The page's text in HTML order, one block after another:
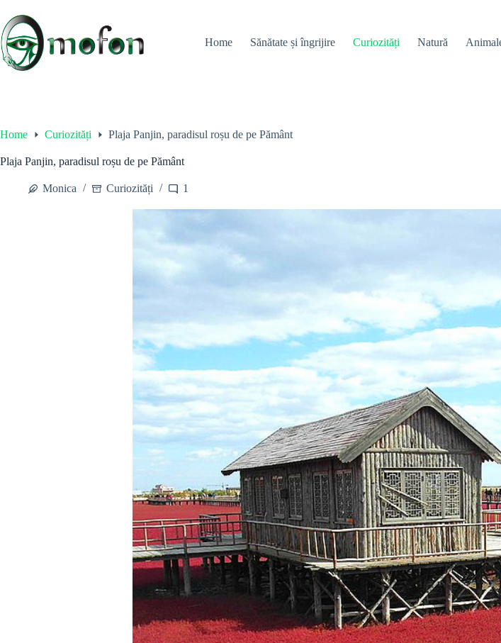
content
Home
Sănătate și îngrijire Curiozități Natură
Home Curiozități Plaja Panjin, paradisul roșu de pe Pământ
Plaja Panjin, paradisul roșu de pe Pământ
Monica Curiozități 1